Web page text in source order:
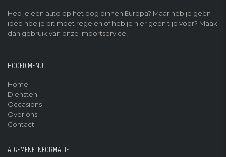
Heb je een auto op het oog binnen Europa? Maar heb je geen
idee hoe je dit moet regelen of heb je hier geen tijd voor? Maak
dan gebruik van onze importservice!
HOOFD MENU
Home
Diensten
Occasions
Over ons
Contact
ALGEMENE INFORMATIE